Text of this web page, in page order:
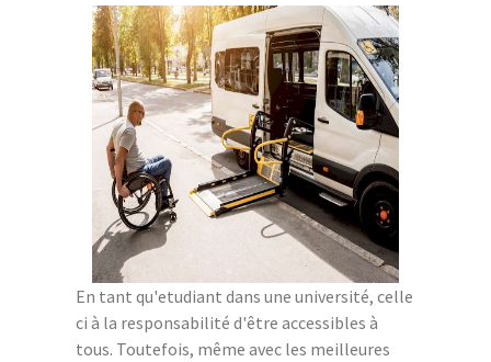
En tant qu'etudiant dans une université, celle
ci à la responsabilité d'être accessibles à
tous. Toutefois, même avec les meilleures